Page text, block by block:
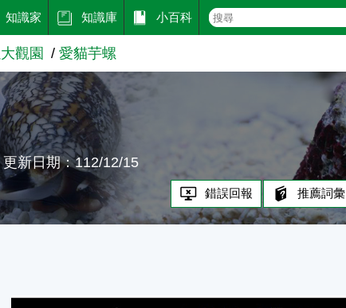
知識家 知識庫 小百科
觀園 愛貓芋螺
更新日期：112/12/15
錯誤回報 推薦詞彙